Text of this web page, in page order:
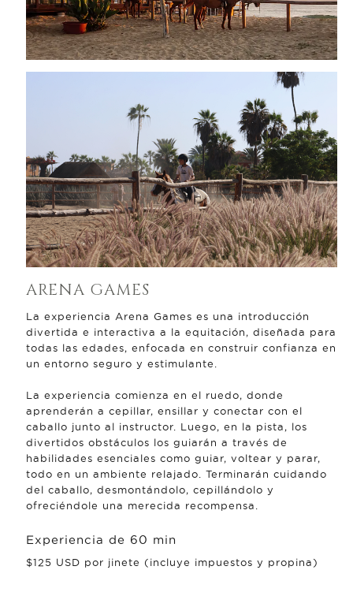
ARENA GAMES
La experiencia Arena Games es una introducción
divertida e interactiva a la equitación, diseñada para
todas las edades, enfocada en construir confianza en
un entorno seguro y estimulante.
La experiencia comienza en el ruedo, donde
aprenderán a cepillar, ensillar y conectar con el
caballo junto al instructor. Luego, en la pista, los
divertidos obstáculos los guiarán a través de
habilidades esenciales como guiar, voltear y parar,
todo en un ambiente relajado. Terminarán cuidando
del caballo, desmontándolo, cepillándolo y
ofreciéndole una merecida recompensa.
Experiencia de 60 min
$125 USD por jinete (incluye impuestos y propina)